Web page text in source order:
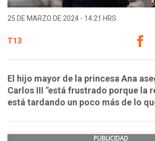
25 DE MARZO DE 2024 - 14:21 HRS.
T13
El hijo mayor de la princesa Ana
Carlos III "está frustrado porque la
está tardando un poco más de lo
PUBLICIDAD